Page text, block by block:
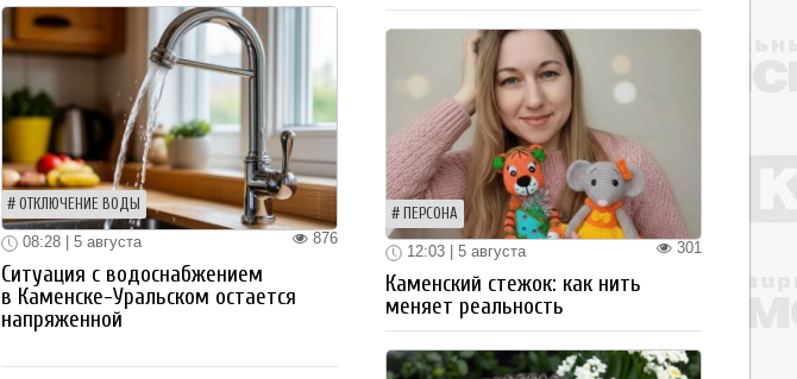
ОТКЛЮЧЕНИЕ ВОДЫ
876
08:28 | 5 августа
Ситуация с водоснабжением
в Каменске-Уральском остается
напряженной
ПЕРСОНА
301
12:03 | 5 августа
Каменский стежок: как нить
меняет реальность